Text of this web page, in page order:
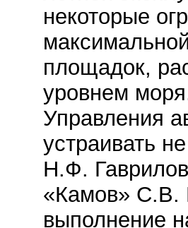
некоторые
площадок,
уровнем
Управления
устраивать
Н.Ф.
«Камов» С.В.
выполнение